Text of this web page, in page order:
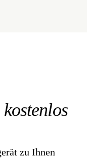
kostenlos
zu Ihnen